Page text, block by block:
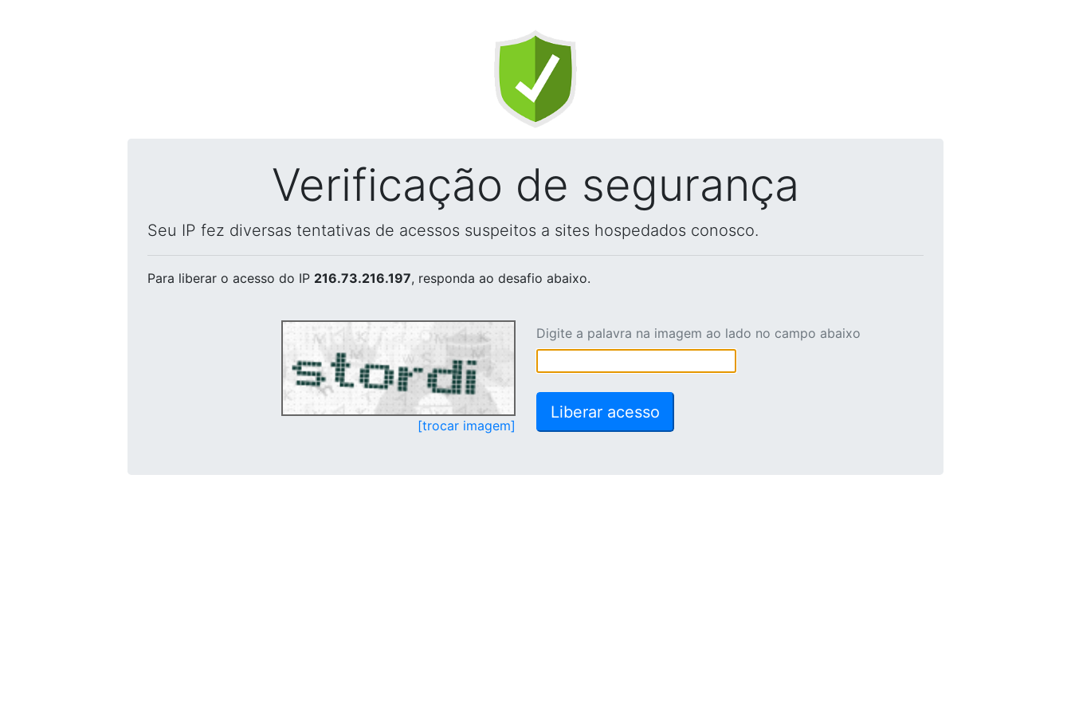
Verificação de segurança
Seu IP fez diversas tentativas de acessos suspeitos a sites hospedados conosco.
Para liberar o acesso do IP 216.73.216.197, responda ao desafio abaixo.
[trocar imagem]
Digite a palavra na imagem ao lado no campo abaixo